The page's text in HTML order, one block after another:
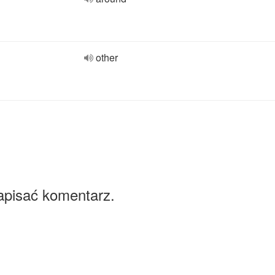
other
komentarz.